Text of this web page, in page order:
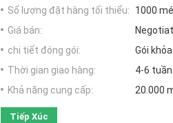
Số lượng đặt hàng tối thiểu:
1000
Giá bán:
chi tiết đóng gói:
Gói
Thời gian giao hàng:
4-6 tuần
Khả năng cung cấp:
20.000
Tiếp Xúc